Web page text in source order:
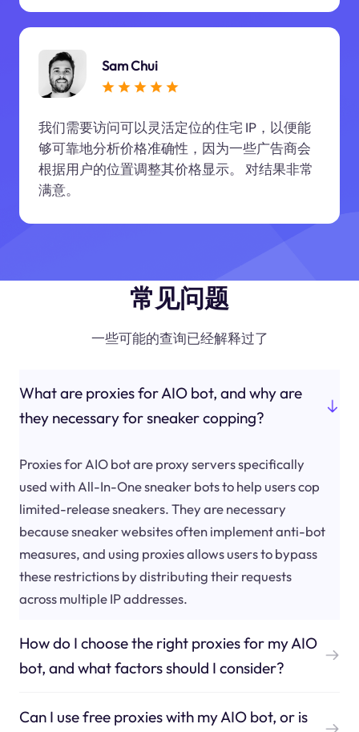
Sam Chui
我们需要访问可以灵活定位的住宅 IP，以便能
够可靠地分析价格准确性，因为一些广告商会
根据用户的位置调整其价格显示。 对结果非常
满意。
常见问题
一些可能的查询已经解释过了
What are proxies for AIO bot, and why are
they necessary for sneaker copping?
Proxies for AIO bot are proxy servers specifically
used with All-In-One sneaker bots to help users cop
limited-release sneakers. They are necessary
because sneaker websites often implement anti-bot
measures, and using proxies allows users to bypass
these restrictions by distributing their requests
across multiple IP addresses.
How do I choose the right proxies for my AIO
bot, and what factors should I consider?
Can I use free proxies with my AIO bot, or is